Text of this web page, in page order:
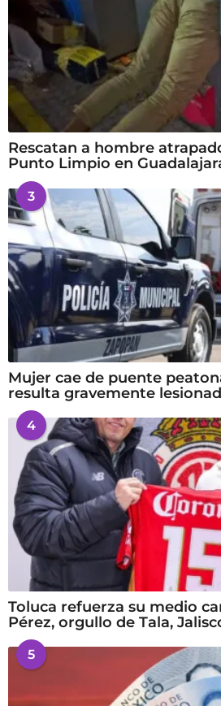
Rescatan a hombre
Punto Limpio en
3
Mujer cae de puente
resulta gravemente
4
Toluca refuerza su medio
Pérez, orgullo de Tala,
5